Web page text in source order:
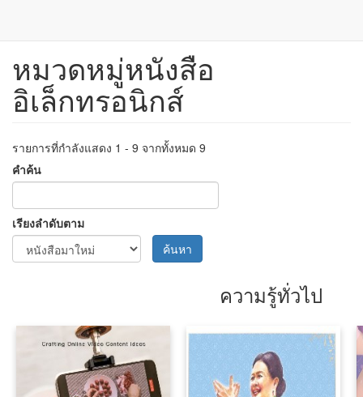
ข้าม
เนื้อหา
หมวดหมู่หนังสือ
อิเล็กทรอนิกส์
รายการที่กำลังแสดง 1 - 9 จากทั้งหมด 9
คำค้น
เรียงลำดับตาม
ค้นหา
ความรู้ทั่วไป